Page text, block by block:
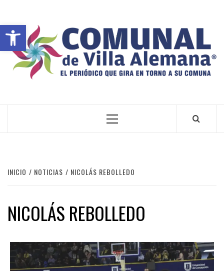
Abrir barra de herramientas
INICIO NOTICIAS NICOLÁS REBOLLEDO
NICOLÁS REBOLLEDO